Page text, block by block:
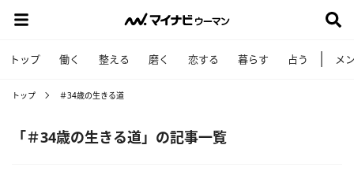
トップ 働く 整える 磨く 恋する 暮らす 占う メ
トップ ＃34歳の生きる道
「＃34歳の生きる道」の記事一覧